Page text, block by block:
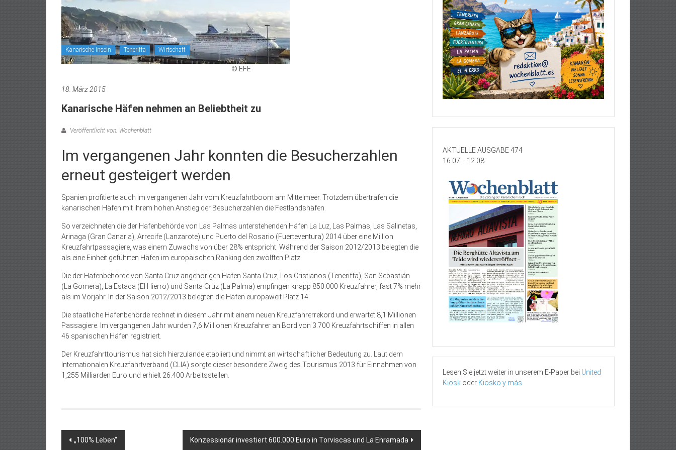
Kanarische Inseln Teneriffa Wirtschaft
© EFE
18. März 2015
Kanarische Häfen nehmen an Beliebtheit zu
Veröffentlicht von: Wochenblatt
Im vergangenen Jahr konnten die Besucherzahlen
erneut gesteigert werden
Spanien profitierte auch im vergangenen Jahr vom Kreuzfahrtboom am Mittelmeer. Trotzdem übertrafen die
kanarischen Häfen mit ihrem hohen Anstieg der Besucherzahlen die Festlandshäfen.
So verzeichneten die der Hafenbehörde von Las Palmas unterstehenden Häfen La Luz, Las Palmas, Las Salinetas,
Arinaga (Gran Canaria), Arrecife (Lanzarote) und Puerto del Rosario (Fuerteventura) 2014 über eine Million
Kreuzfahrtpassagiere, was einem Zuwachs von über 28% entspricht. Während der Saison 2012/2013 belegten die
als eine Einheit geführten Häfen im europäischen Ranking den zwölften Platz.
Die der Hafenbehörde von Santa Cruz angehörigen Häfen Santa Cruz, Los Cristianos (Teneriffa), San Sebastián
(La Gomera), La Estaca (El Hierro) und Santa Cruz (La Palma) empfingen knapp 850.000 Kreuzfahrer, fast 7% mehr
als im Vorjahr. In der Saison 2012/2013 belegten die Häfen europaweit Platz 14.
Die staatliche Hafenbehörde rechnet in diesem Jahr mit einem neuen Kreuzfahrerrekord und erwartet 8,1 Millionen
Passagiere. Im vergangenen Jahr wurden 7,6 Millionen Kreuzfahrer an Bord von 3.700 Kreuzfahrtschiffen in allen
46 spanischen Häfen registriert.
Der Kreuzfahrttourismus hat sich hierzulande etabliert und nimmt an wirtschaftlicher Bedeutung zu. Laut dem
Internationalen Kreuzfahrtverband (CLIA) sorgte dieser besondere Zweig des Tourismus 2013 für Einnahmen von
1,255 Milliarden Euro und erhielt 26.400 Arbeitsstellen.
Beitragsnavigation
„100% Leben“ Konzessionär investiert 600.000 Euro in Torviscas und La Enramada
AKTUELLE AUSGABE 474
16.07. - 12.08.
Lesen Sie jetzt weiter in unserem E-Paper bei United
Kiosk oder Kiosko y más